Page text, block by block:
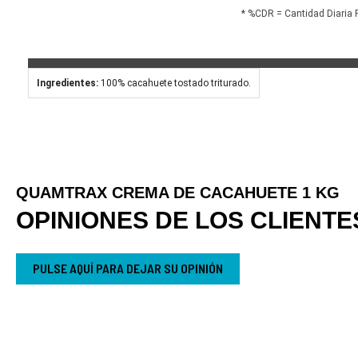
* %CDR = Cantidad Diaria
Ingredientes: 100% cacahuete tostado triturado.
QUAMTRAX CREMA DE CACAHUETE 1 KG
OPINIONES DE LOS
PULSE AQUÍ PARA DEJAR SU OPINIÓN